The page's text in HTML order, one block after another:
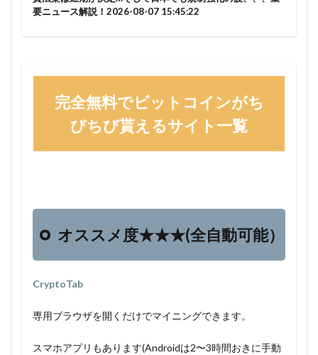
要ニュース解説！2026-08-07 15:45:22
完全無料でビットコインがち
びちび貰えるサイト一覧
オススメ度★★★(全自動可能）
CryptoTab
専用ブラウザを開くだけでマイニングできます。
スマホアプリもあります(Androidは2〜3時間おきに手動